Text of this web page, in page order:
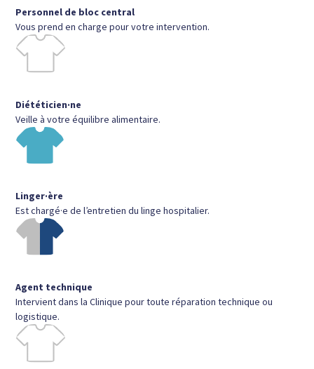
Personnel de bloc central
Vous prend en charge pour votre intervention.
Diététicien·ne
Veille à votre équilibre alimentaire.
Linger·ère
Est chargé·e de l’entretien du linge hospitalier.
Agent technique
Intervient dans la Clinique pour toute réparation technique ou
logistique.